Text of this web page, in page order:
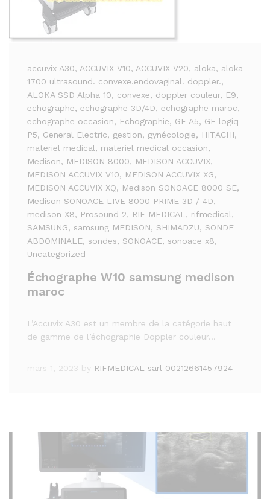
accuvix A30, ACCUVIX V10, ACCUVIX V20, aloka, aloka
1700 ultrasound. convexe.endovaginal. doppler.,
ALOKA SSD Alpha 10, convexe, doppler couleur, E9,
echographe, echographe 3D/4D, echographe maroc,
echographe occasion, Echographie, GE A5, GE logiq
P5, General Electric, gestion, gynécologie, HITACHI,
materiel medical, materiel medical occasion,
Medison, MEDISON 8000, MEDISON ACCUVIX,
MEDISON ACCUVIX V10, MEDISON ACCUVIX XG,
MEDISON ACCUVIX XQ, Medison SONOACE 8000 SE,
Medison SONOACE LIVE 8000 PRIME 3D / 4D,
medison X8, Prosound 2, RIF MEDICAL, rifmedical,
SAMSUNG, samsung MEDISON, SHIMADZU, SONDE
ABDOMINALE, sondes, SONOACE, sonoace x8,
Uncategorized
Échographe W10 samsung medison
maroc
L’Accuvix A30 est un membre de la catégorie haut
de gamme de l’échographie Doppler couleur…
mars 1, 2023 by RIFMEDICAL sarl 00212661457924